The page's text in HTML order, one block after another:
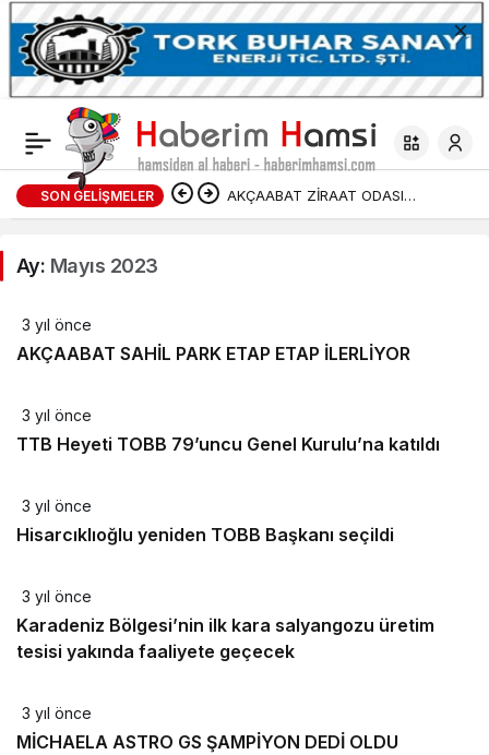
SON GELIŞMELER AKÇAABAT ZİRAAT ODASI
Ay: Mayıs 2023
3 yıl önce
AKÇAABAT SAHİL PARK ETAP ETAP İLERLİYOR
3 yıl önce
TTB Heyeti TOBB 79’uncu Genel Kurulu’na katıldı
3 yıl önce
Hisarcıklıoğlu yeniden TOBB Başkanı seçildi
3 yıl önce
Karadeniz Bölgesi’nin ilk kara salyangozu üretim
tesisi yakında faaliyete geçecek
3 yıl önce
MİCHAELA ASTRO GS ŞAMPİYON DEDİ OLDU